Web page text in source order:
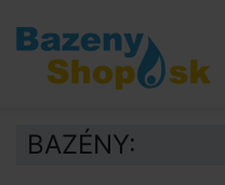
Prejsť na obsah
Prejsť k bočnému stĺpci
Klávesové skratky
BAZÉNY: